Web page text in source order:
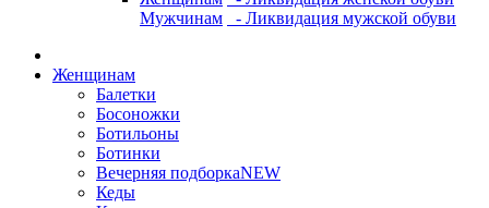
Мужчинам
- Ликвидация мужской обуви
Женщинам
Балетки
Босоножки
Ботильоны
Ботинки
Вечерняя подборкаNEW
Кеды